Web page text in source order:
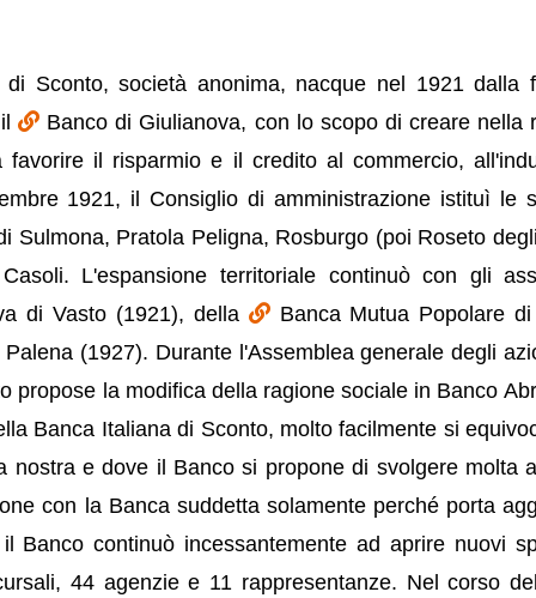
di Sconto, società anonima, nacque nel 1921 dalla
il
Banco di Giulianova, con lo scopo di creare nella
favorire il risparmio e il credito al commercio,
1921, il Consiglio di amministrazione istituì le
Sulmona, Pratola Peligna, Rosburgo (poi Roseto
L'espansione territoriale continuò con gli
di Vasto (1921), della
Banca Mutua Popolare
(1927). Durante l'Assemblea generale degli
propose la modifica della ragione sociale in Banco
Banca Italiana di Sconto, molto facilmente si
nostra e dove il Banco si propone di svolgere molta
con la Banca suddetta solamente perché porta
Banco continuò incessantemente ad aprire nuovi
44 agenzie e 11 rappresentanze. Nel corso